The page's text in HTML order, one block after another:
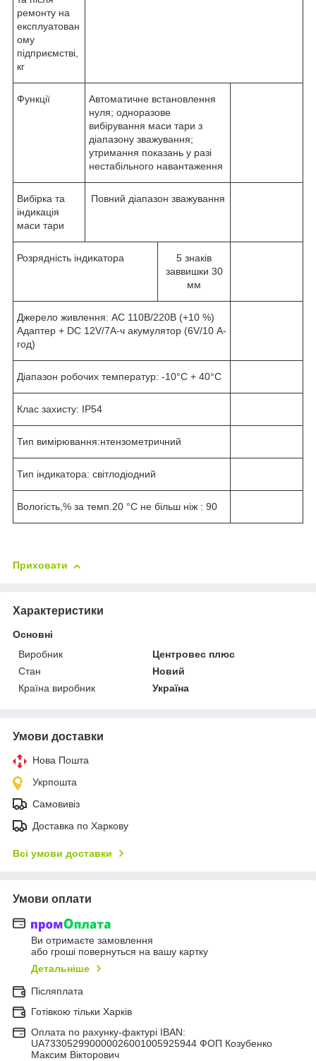
ремонту на
експлуатован
ому
підприємстві,
кг
Функції
Автоматичне встановлення
нуля; одноразове
вибірування маси тари з
діапазону зважування;
утримання показань у разі
нестабільного навантаження
Вибірка та
індикація
маси тари
Повний діапазон зважування
Розрядність індикатора
5 знаків
заввишки 30
мм
Джерело живлення: AC 110В/220В (+10 %)
Адаптер + DC 12V/7A-ч акумулятор (6V/10 А-
год)
Діапазон робочих температур: -10°C + 40°C
Клас захисту: IP54
Тип вимірювання:нтензометричний
Тип індикатора: світлодіодний
Вологість,% за темп.20 °C не більш ніж : 90
Приховати
Характеристики
Основні
Виробник
Центровес плюс
Стан
Новий
Країна виробник
Україна
Умови доставки
Нова Пошта
Укрпошта
Самовивіз
Доставка по Харкову
Всі умови доставки
Умови оплати
Ви отримаєте замовлення
або гроші повернуться на вашу картку
Детальніше
Післяплата
Готівкою тільки Харків
Оплата по рахунку-фактурі IBAN:
UA733052990000026001005925944 ФОП Козубенко
Максим Вікторович